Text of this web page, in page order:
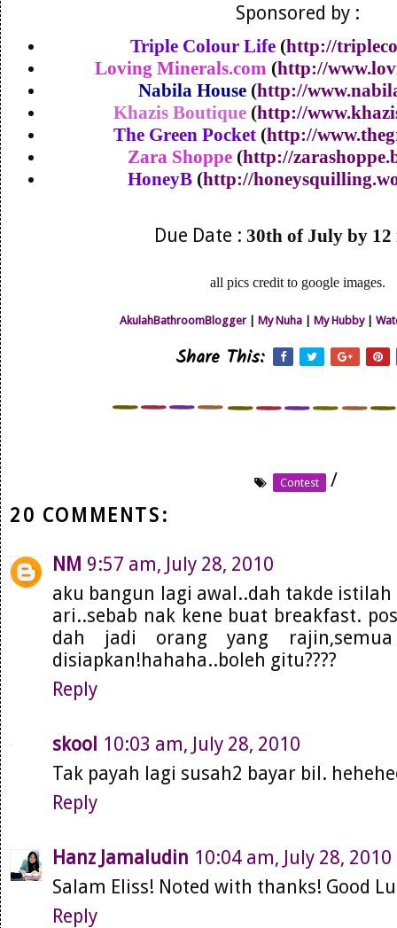
Sponsored by :
Triple Colour Life (http://
Loving Minerals.com (http://
Nabila House (http://
Khazis Boutique(http://
The Green Pocket (http://
Zara Shoppe (http://
HoneyB (http://
Due Date : 30th of July by 12
all pics credit to google images.
AkulahBathroomBlogger My Nuha My Hubby|
Share This:
Contest
/
20 COMMENTS:
NM 9:57 am, July 28, 2010
aku bangun lagi awal..dah takde
ari..sebab nak kene buat breakfast.
dah jadi orang yang
disiapkan!hahaha..boleh gitu????
Reply
skool 10:03 am, July 28, 2010
Tak payah lagi susah2 bayar bil.
Reply
Hanz Jamaludin 10:04 am, July 28, 2010
Salam Eliss! Noted with thanks! Good
Reply